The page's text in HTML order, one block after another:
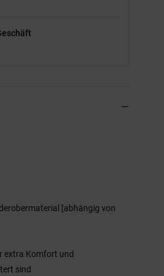
[abhängig von
extra Komfort und
sind